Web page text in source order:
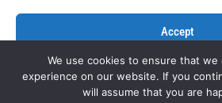
Accept
Deny
Politika Privatnosti Kontaktirajte nas
We use cookies to ensure that
experience on our website. If you
will assume that you are